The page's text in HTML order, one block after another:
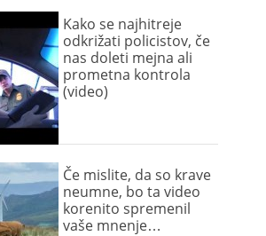
Kako se najhitreje
odkrižati policistov, če
nas doleti mejna ali
prometna kontrola
(video)
Če mislite, da so krave
neumne, bo ta video
korenito spremenil
vaše mnenje…